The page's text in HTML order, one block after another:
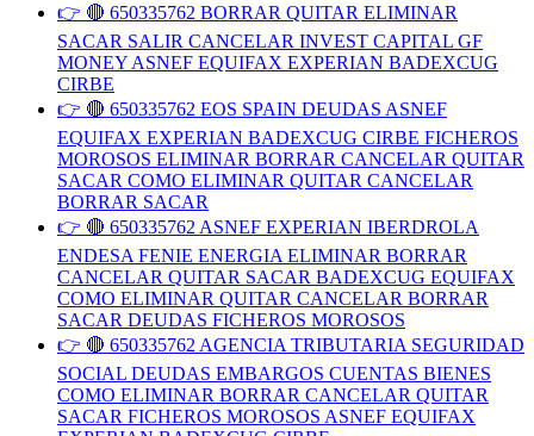
👉 🔴 650335762 BORRAR QUITAR ELIMINAR
SACAR SALIR CANCELAR INVEST CAPITAL GF
MONEY ASNEF EQUIFAX EXPERIAN BADEXCUG
CIRBE
👉 🔴 650335762 EOS SPAIN DEUDAS ASNEF
EQUIFAX EXPERIAN BADEXCUG CIRBE FICHEROS
MOROSOS ELIMINAR BORRAR CANCELAR QUITAR
SACAR COMO ELIMINAR QUITAR CANCELAR
BORRAR SACAR
👉 🔴 650335762 ASNEF EXPERIAN IBERDROLA
ENDESA FENIE ENERGIA ELIMINAR BORRAR
CANCELAR QUITAR SACAR BADEXCUG EQUIFAX
COMO ELIMINAR QUITAR CANCELAR BORRAR
SACAR DEUDAS FICHEROS MOROSOS
👉 🔴 650335762 AGENCIA TRIBUTARIA SEGURIDAD
SOCIAL DEUDAS EMBARGOS CUENTAS BIENES
COMO ELIMINAR BORRAR CANCELAR QUITAR
SACAR FICHEROS MOROSOS ASNEF EQUIFAX